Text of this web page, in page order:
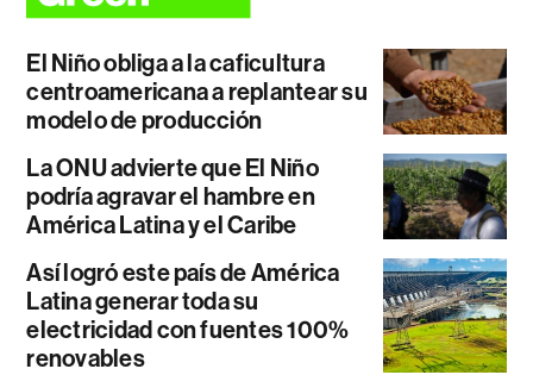
El Niño obliga a la caficultura
centroamericana a replantear su
modelo de producción
La ONU advierte que El Niño
podría agravar el hambre en
América Latina y el Caribe
Así logró este país de América
Latina generar toda su
electricidad con fuentes 100%
renovables